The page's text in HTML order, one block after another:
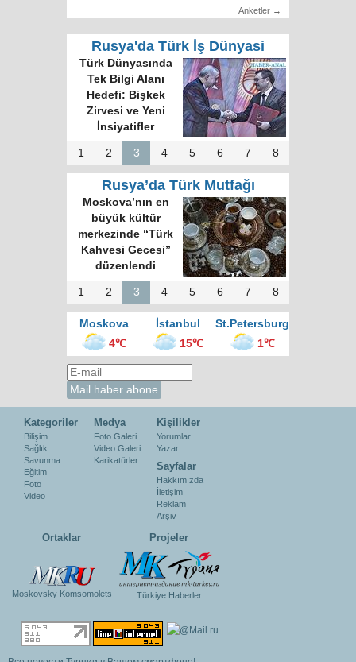
Anketler →
Rusya'da Türk İş Dünyasi
Türk Dünyasında
Tek Bilgi Alanı
Hedefi: Bişkek
Zirvesi ve Yeni
İnsiyatifler
1 2 3 4 5 6 7 8
Rusya’da Türk Mutfağı
Moskova’nın en
büyük kültür
merkezinde “Türk
Kahvesi Gecesi”
düzenlendi
1 2 3 4 5 6 7 8
Moskova İstanbul
St.Petersburg
4℃
15℃ 1℃
Kategoriler
Bilişim
Sağlık
Savunma
Eğitim
Foto
Video
Medya
Foto Galeri
Video Galeri
Karikatürler
Kişilikler
Yorumlar
Yazar
Sayfalar
Hakkımızda
İletişim
Reklam
Arşiv
Ortaklar
Moskovsky Komsomolets
Projeler
Türkiye Haberler